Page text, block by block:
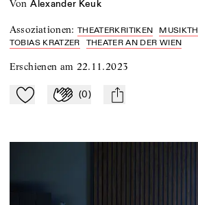
von Alexander Keuk
Assoziationen:THEATERKRITIKEN
TOBIAS KRATZER
THEATER AN DER WIEN
Erschienen am 22.11.2023
Zu Mein-TdZ hinzufügen
Applaudieren
(0) mail